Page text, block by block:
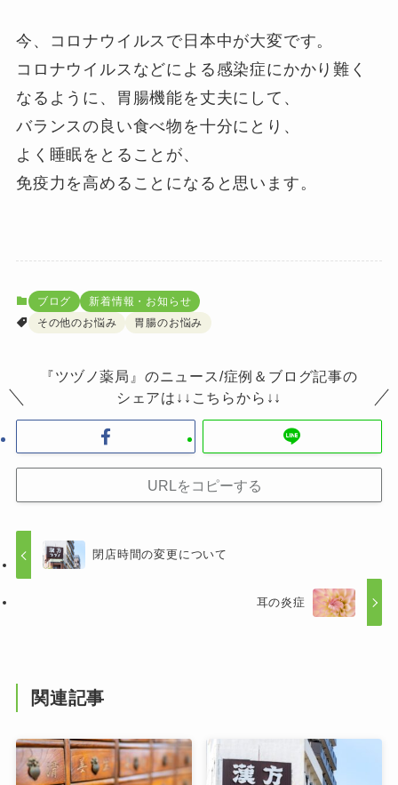
今、コロナウイルスで日本中が大変です。
コロナウイルスなどによる感染症にかかり難く
なるように、胃腸機能を丈夫にして、
バランスの良い食べ物を十分にとり、
よく睡眠をとることが、
免疫力を高めることになると思います。
ブログ
新着情報・お知らせ
その他のお悩み
胃腸のお悩み
『ツヅノ薬局』のニュース/症例＆ブログ記事の
シェアは↓↓こちらから↓↓
URLをコピーする
閉店時間の変更について
耳の炎症
関連記事